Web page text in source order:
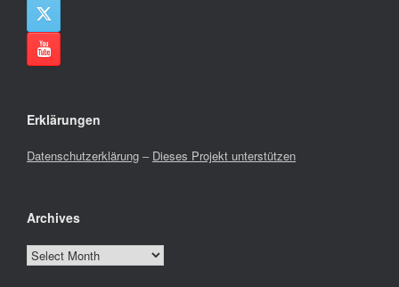
Erklärungen
Datenschutzerklärung – Dieses Projekt unterstützen
Archives
Archives